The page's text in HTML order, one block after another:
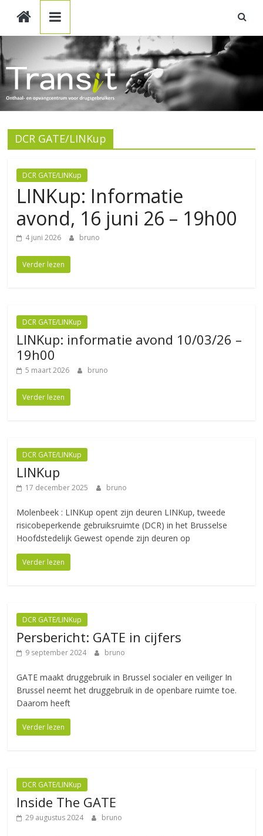
content
TRANSIT
VZW
DCR GATE/LINKup
DCR GATE/LINKup
LINKup: Informatie
avond, 16 juni 26 – 19h00
4 juni 2026 bruno
Verder lezen
DCR GATE/LINKup
LINKup: informatie avond 10/03/26 –
19h00
5 maart 2026 bruno
Verder lezen
DCR GATE/LINKup
LINKup
17 december 2025 bruno
Molenbeek : LINKup opent zijn deuren LINKup, tweede
risicobeperkende gebruiksruimte (DCR) in het Brusselse
Hoofdstedelijk Gewest opende zijn deuren op
Verder lezen
DCR GATE/LINKup
Persbericht: GATE in cijfers
9 september 2024 bruno
GATE maakt druggebruik in Brussel socialer en veiliger In
Brussel neemt het druggebruik in de openbare ruimte toe.
Daarom heeft
Verder lezen
DCR GATE/LINKup
Inside The GATE
29 augustus 2024 bruno